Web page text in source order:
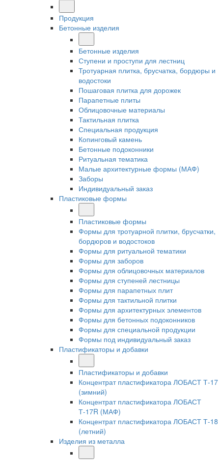
Продукция
Бетонные изделия
Бетонные изделия
Ступени и проступи для лестниц
Тротуарная плитка, брусчатка, бордюры и
водостоки
Пошаговая плитка для дорожек
Парапетные плиты
Облицовочные материалы
Тактильная плитка
Специальная продукция
Копинговый камень
Бетонные подоконники
Ритуальная тематика
Малые архитектурные формы (МАФ)
Заборы
Индивидуальный заказ
Пластиковые формы
Пластиковые формы
Формы для тротуарной плитки, брусчатки,
бордюров и водостоков
Формы для ритуальной тематики
Формы для заборов
Формы для облицовочных материалов
Формы для ступеней лестницы
Формы для парапетных плит
Формы для тактильной плитки
Формы для архитектурных элементов
Формы для бетонных подоконников
Формы для специальной продукции
Формы под индивидуальный заказ
Пластификаторы и добавки
Пластификаторы и добавки
Концентрат пластификатора ЛОБАСТ Т-17
(зимний)
Концентрат пластификатора ЛОБАСТ
Т-17R (МАФ)
Концентрат пластификатора ЛОБАСТ Т-18
(летний)
Изделия из металла